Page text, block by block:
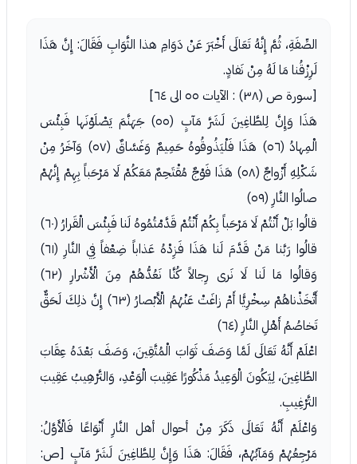
الصِّفَةِ، ثُمَّ إِنَّهُ تَعَالَى أَخْبَرَ عَنْ دَوَامِ هذا الثَّوَابِ فَقَالَ: إِنَّ هَذَا
لَرِزْقُنا مَا لَهُ مِنْ نَفادٍ.
[سورة ص (٣٨) : الآيات ٥٥ الى ٦٤]
هَذَا وَإِنَّ لِلطَّاغِينَ لَشَرَّ مَآبٍ (٥٥) جَهَنَّمَ يَصْلَوْنَها فَبِئْسَ
الْمِهادُ (٥٦) هَذَا فَلْيَذُوقُوهُ حَمِيمٌ وَغَسَّاقٌ (٥٧) وَآخَرُ مِنْ
شَكْلِهِ أَزْواجٌ (٥٨) هَذَا فَوْجٌ مُقْتَحِمٌ مَعَكُمْ لَا مَرْحَباً بِهِمْ إِنَّهُمْ
صالُوا النَّارِ (٥٩)
قالُوا بَلْ أَنْتُمْ لَا مَرْحَباً بِكُمْ أَنْتُمْ قَدَّمْتُمُوهُ لَنا فَبِئْسَ الْقَرارُ (٦٠)
قالُوا رَبَّنا مَنْ قَدَّمَ لَنا هَذَا فَزِدْهُ عَذاباً ضِعْفاً فِي النَّارِ (٦١)
وَقالُوا مَا لَنا لَا نَرى رِجالاً كُنَّا نَعُدُّهُمْ مِنَ الْأَشْرارِ (٦٢)
أَتَّخَذْناهُمْ سِخْرِيًّا أَمْ زاغَتْ عَنْهُمُ الْأَبْصارُ (٦٣) إِنَّ ذلِكَ لَحَقٌّ
تَخاصُمُ أَهْلِ النَّارِ (٦٤)
اعْلَمْ أَنَّهُ تَعَالَى لَمَّا وَصَفَ ثَوَابَ الْمُتَّقِينَ، وَصَفَ بَعْدَهُ عِقَابَ
الطَّاغِينَ، لِيَكُونَ الْوَعِيدُ مَذْكُورًا عَقِيبَ الْوَعْدِ، وَالتَّرْهِيبُ عَقِيبَ
التَّرْغِيبِ.
وَاعْلَمْ أَنَّهُ تَعَالَى ذَكَرَ مِنْ أحوال أهل النَّارِ أَنْوَاعًا فَالْأَوَّلُ:
مَرْجِعُهُمْ وَمَآبُهُمْ، فَقَالَ: هَذَا وَإِنَّ لِلطَّاغِينَ لَشَرَّ مَآبٍ [ص: